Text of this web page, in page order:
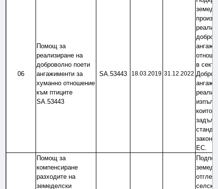
06
Помощ за
реализиране на
доброволно поети
ангажименти за
хуманно отношение
към птиците
SA.53443
SA.53443 18.03.2019 31.12.2022
в
които
ЕС.
Помощ за
компенсиране
разходите на
земеделски